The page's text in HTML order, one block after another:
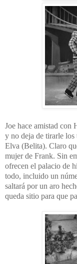
Joe hace amistad con
y no deja de tirarle los
Elva (Belita). Claro
mujer de Frank. Sin
ofrecen el palacio de
todo, incluido un
saltará por un aro
queda sitio para que